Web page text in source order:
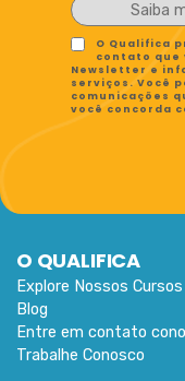
O Qualifica
contato que
Newsletter e
serviços. Você
comunicações
você concorda
O QUALIFICA
Explore Nossos Cursos
Blog
Entre em contato
Trabalhe Conosco